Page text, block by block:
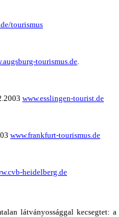
tourismus
tourismus.de.
2003 www.esslingen-tourist.de
www.frankfurt-tourismus.de
heidelberg.de
látványossággal